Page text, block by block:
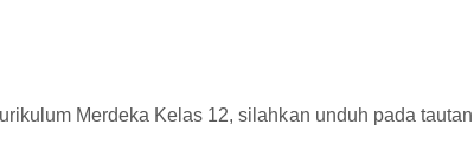
Merdeka Kelas 12, silahkan unduh pada tautan